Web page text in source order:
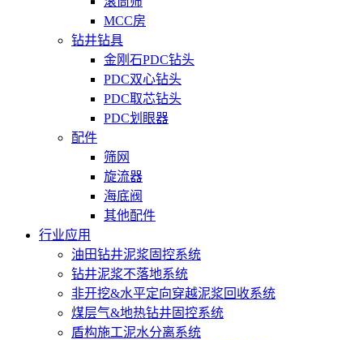
MCC房
钻井钻具
金刚石PDC钻头
PDC双心钻头
PDC取芯钻头
PDC划眼器
配件
筛网
旋流器
海底阀
其他配件
行业应用
油田钻井泥浆固控系统
钻井泥浆不落地系统
非开挖&水平定向穿越泥浆回收系统
煤层气&地热钻井固控系统
盾构施工泥水分离系统